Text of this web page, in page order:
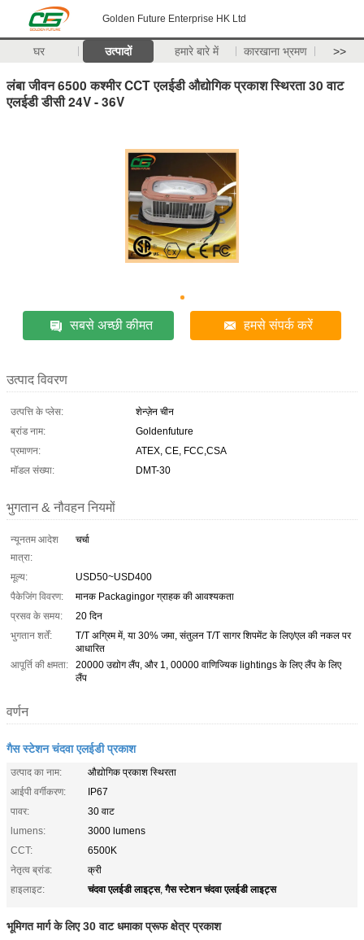
Golden Future Enterprise HK Ltd
घर उत्पादों हमारे बारे में कारखाना भ्रमण >>
लंबा जीवन 6500 कश्मीर CCT एलईडी औद्योगिक प्रकाश स्थिरता 30 वाट
एलईडी डीसी 24V - 36V
सबसे अच्छी कीमत हमसे संपर्क करें
उत्पाद विवरण
उत्पत्ति के प्लेस:
शेन्ज़ेन चीन
ब्रांड नाम:
Goldenfuture
प्रमाणन:
ATEX, CE, FCC,CSA
मॉडल संख्या:
DMT-30
भुगतान & नौवहन नियमों
न्यूनतम आदेश
मात्रा:
चर्चा
मूल्य:
USD50~USD400
पैकेजिंग विवरण:
मानक Packagingor ग्राहक की आवश्यकता
प्रसव के समय:
20 दिन
भुगतान शर्तें:
T/T अग्रिम में, या 30% जमा, संतुलन T/T सागर शिपमेंट के लिए/एल की नकल पर
आधारित
आपूर्ति की क्षमता:
20000 उद्योग लैंप, और 1, 00000 वाणिज्यिक lightings के लिए लैंप के लिए
लैंप
वर्णन
गैस स्टेशन चंदवा एलईडी प्रकाश
उत्पाद का नाम:
औद्योगिक प्रकाश स्थिरता
आईपी ​​वर्गीकरण:
IP67
पावर:
30 वाट
lumens:
3000 lumens
CCT:
6500K
नेतृत्व ब्रांड:
क्री
हाइलाइट:
चंदवा एलईडी लाइट्स,गैस स्टेशन चंदवा एलईडी लाइट्स
भूमिगत मार्ग के लिए 30 वाट धमाका प्रूफ क्षेत्र प्रकाश